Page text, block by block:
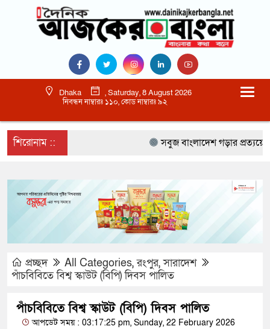
Dhaka
, Saturday, 8 August 2026
নিবন্ধন নাম্বারঃ ১১০, কোড নাম্বারঃ ৯২
শিরোনাম :: সবুজ বাংলাদেশ গড়ার প্রত্যয়ে
প্রচ্ছদ All Categories,রংপুর,সারাদেশ
পাঁচবিবিতে বিশ্ব স্কাউট (বিপি) দিবস পালিত
পাঁচবিবিতে বিশ্ব স্কাউট (বিপি) দিবস পালিত
আপডেট সময় : 03:17:25 pm, Sunday, 22 February 2026